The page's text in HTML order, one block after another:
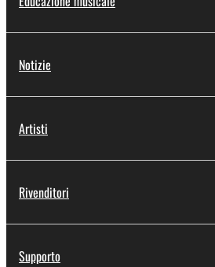
Notizie
Artisti
Rivenditori
Supporto